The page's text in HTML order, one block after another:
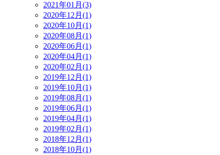
2021年01月(3)
2020年12月(1)
2020年10月(1)
2020年08月(1)
2020年06月(1)
2020年04月(1)
2020年02月(1)
2019年12月(1)
2019年10月(1)
2019年08月(1)
2019年06月(1)
2019年04月(1)
2019年02月(1)
2018年12月(1)
2018年10月(1)